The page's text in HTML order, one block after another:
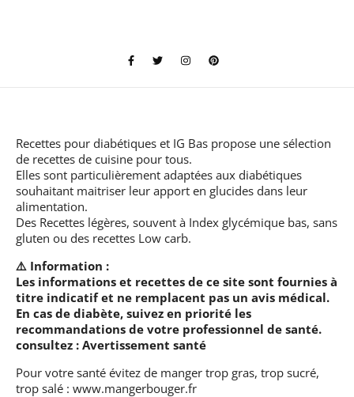
Recettes pour diabétiques et IG Bas propose une sélection
de recettes de cuisine pour tous.
Elles sont particulièrement adaptées aux diabétiques
souhaitant maitriser leur apport en glucides dans leur
alimentation.
Des Recettes légères, souvent à Index glycémique bas, sans
gluten ou des recettes Low carb.
⚠️ Information :
Les informations et recettes de ce site sont fournies à
titre indicatif et ne remplacent pas un avis médical.
En cas de diabète, suivez en priorité les
recommandations de votre professionnel de santé.
consultez : Avertissement santé
Pour votre santé évitez de manger trop gras, trop sucré,
trop salé : www.mangerbouger.fr